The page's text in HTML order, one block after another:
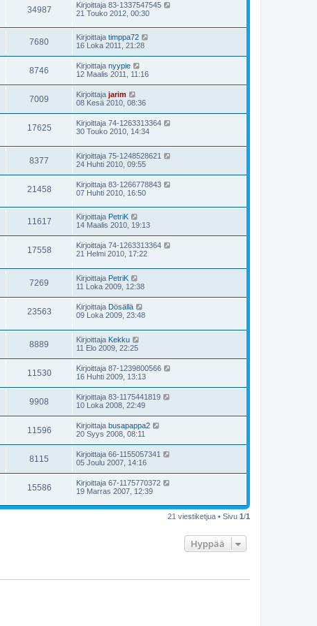
34987 Kirjoittaja 83-1337547545
21 Touko 2012, 00:30
7680 Kirjoittaja timppa72
16 Loka 2011, 21:28
8746 Kirjoittaja nyypie
12 Maalis 2011, 11:16
7009 Kirjoittaja jarim
08 Kesä 2010, 08:36
17625 Kirjoittaja 74-1263313364
30 Touko 2010, 14:34
8377 Kirjoittaja 75-1248528621
24 Huhti 2010, 09:55
21458 Kirjoittaja 83-1266778843
07 Huhti 2010, 16:50
11617 Kirjoittaja PetriK
14 Maalis 2010, 19:13
17558 Kirjoittaja 74-1263313364
21 Helmi 2010, 17:22
7269 Kirjoittaja PetriK
11 Loka 2009, 12:38
23563 Kirjoittaja Dösällä
09 Loka 2009, 23:48
8889 Kirjoittaja Kekku
11 Elo 2009, 22:25
11530 Kirjoittaja 87-1239800566
16 Huhti 2009, 13:13
9908 Kirjoittaja 83-1175441819
10 Loka 2008, 22:49
11596 Kirjoittaja busapappa2
20 Syys 2008, 08:11
8115 Kirjoittaja 66-1155057341
05 Joulu 2007, 14:16
15586 Kirjoittaja 67-1175770372
19 Marras 2007, 12:39
21 viestiketjua • Sivu 1 /1
Hyppää